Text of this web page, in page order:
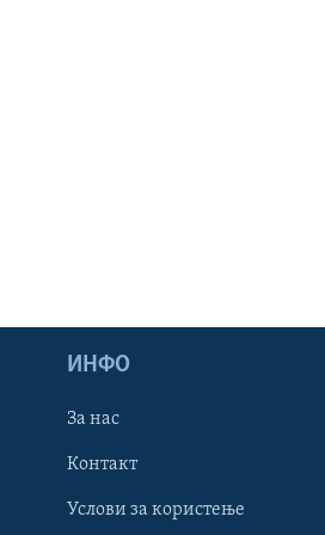
Learning English
ИНФО
За нас
Контакт
Услови за користење